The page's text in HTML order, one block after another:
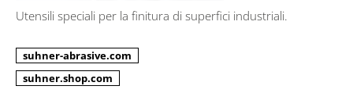
Utensili speciali per la finitura di superfici industriali.
suhner-abrasive.com
suhner.shop.com